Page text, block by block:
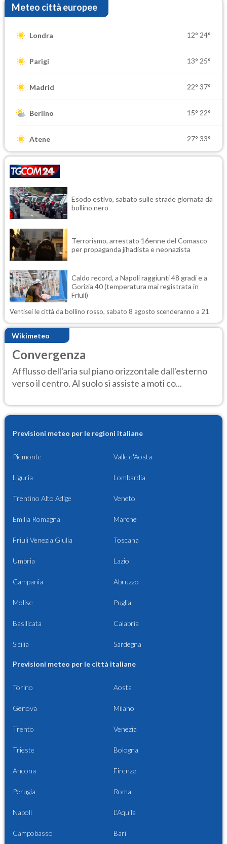
Meteo città europee
Londra 12° 24°
Parigi 13° 25°
Madrid 22° 37°
Berlino 15° 22°
Atene 27° 33°
Esodo estivo, sabato sulle strade giornata da
bollino nero
Terrorismo, arrestato 16enne del Comasco
per propaganda jihadista e neonazista
Caldo record, a Napoli raggiunti 48 gradi e a
Gorizia 40 (temperatura mai registrata in
Friuli)
Ventisei le città da bollino rosso, sabato 8 agosto scenderanno a 21
Wikimeteo
Convergenza
Afflusso dell'aria sul piano orizzontale dall'esterno
verso il centro. Al suolo si assiste a moti co...
Previsioni meteo per le regioni italiane
Piemonte Valle d'Aosta
Liguria Lombardia
Trentino Alto Adige Veneto
Emilia Romagna Marche
Friuli Venezia Giulia Toscana
Umbria Lazio
Campania Abruzzo
Molise Puglia
Basilicata Calabria
Sicilia Sardegna
Previsioni meteo per le città italiane
Torino Aosta
Genova Milano
Trento Venezia
Trieste Bologna
Ancona Firenze
Perugia Roma
Napoli L'Aquila
Campobasso Bari